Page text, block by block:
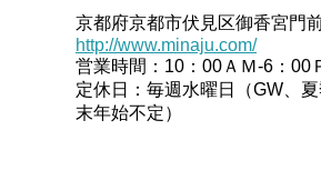
京都府京都市伏見区御香宮門
http://www.minaju.com/
営業時間：10：00ＡＭ-6：00
定休日：毎週水曜日（GW、
末年始不定）